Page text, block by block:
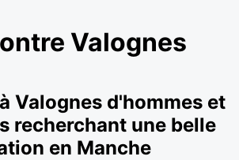
Valognes
Valognes d'hommes et
recherchant une belle
en Manche